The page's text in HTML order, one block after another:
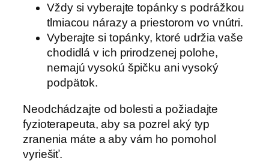
Vždy si vyberajte topánky s podrážkou
tlmiacou nárazy a priestorom vo vnútri.
Vyberajte si topánky, ktoré udržia vaše
chodidlá v ich prirodzenej polohe,
nemajú vysokú špičku ani vysoký
podpätok.
Neodchádzajte od bolesti a požiadajte
fyzioterapeuta, aby sa pozrel aký typ
zranenia máte a aby vám ho pomohol
vyriešiť.